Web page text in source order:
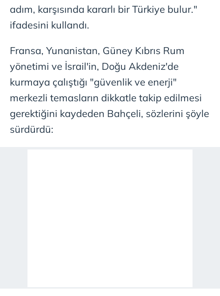
adım, karşısında kararlı bir Türkiye bulur."
ifadesini kullandı.
Fransa, Yunanistan, Güney Kıbrıs Rum
yönetimi ve İsrail'in, Doğu Akdeniz'de
kurmaya çalıştığı "güvenlik ve enerji"
merkezli temasların dikkatle takip edilmesi
gerektiğini kaydeden Bahçeli, sözlerini şöyle
sürdürdü: